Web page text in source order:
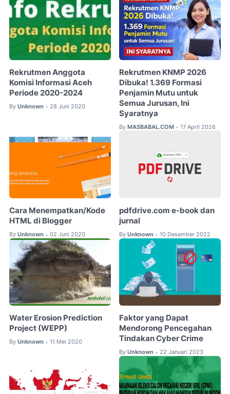
Rekrutmen Anggota
Komisi Informasi Aceh
Periode 2020-2024
By Unknown • 28 Juni 2020
Rekrutmen KNMP 2026
Dibuka! 1.369 Formasi
Penjamin Mutu untuk
Semua Jurusan, Ini
Syaratnya
By MASBABAL.COM • 17 April 2026
Cara Menempatkan/Kode
HTML di Blogger
By Unknown • 02 Juni 2020
pdfdrive.com e-book dan
jurnal
By Unknown • 10 Desember 2022
Water Erosion Prediction
Project (WEPP)
By Unknown • 11 Mei 2020
Faktor yang Dapat
Mendorong Pencegahan
Tindakan Cyber Crime
By Unknown • 22 Januari 2023